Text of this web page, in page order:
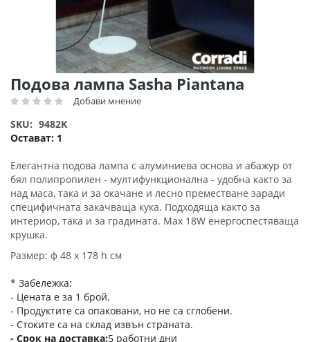
Подова лампа Sasha Piantana
Рейтинг: Добави мнение
Остават: 1
SKU 9482K
Елегантна подова лампа с алуминиева основа и абажур от
бял полипропилен - мултифункционална - удобна както за
над маса, така и за окачане и лесно преместване заради
специфичната закачваща кука. Подходяща както за
интериор, така и за градината. Max 18W енергоспестяваща
крушка.
Размер: ф 48 х 178 h см
* Забележка:
- Цената е за 1 брой.
- Продуктите са опаковани, но не са сглобени.
- Стоките са на склад извън страната.
Срок на доставка 5 работни дни
Преминете
към
началото
на
галерия
снимки